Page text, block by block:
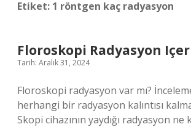
Etiket: 1 röntgen kaç radyasyon
Floroskopi Radyasyon
Tarih: Aralık 31, 2024
Floroskopi radyasyon var mı?
herhangi bir radyasyon kalıntısı
Skopi cihazının yaydığı radyasyon ne